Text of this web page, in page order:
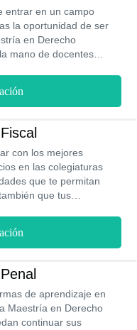
entrar en un campo
la oportunidad de ser
en Derecho
mano de docentes
siempre contaras con
a lo largo del año y ocho
de estudiar en línea
en tu aprendizaje al
con los mejores
en las colegiaturas
que te permitan
que tus
si quieres esto y
en Derecho
tu título en tan solo un
para titularte.
de aprendizaje en
Maestría en Derecho
continuar sus